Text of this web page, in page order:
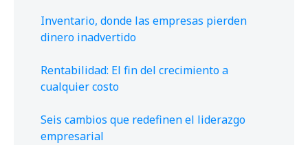
Inventario, donde las empresas pierden
dinero inadvertido
Rentabilidad: El fin del crecimiento a
cualquier costo
Seis cambios que redefinen el liderazgo
empresarial